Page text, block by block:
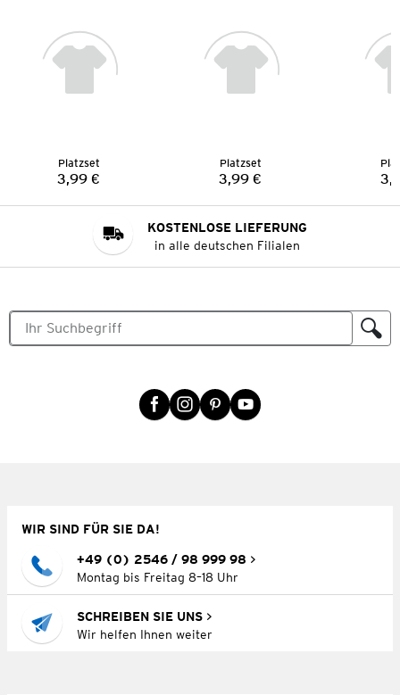
Platzset
Preis:
3,99 €
Platzset
Preis:
3,99 €
KOSTENLOSE LIEFERUNG
in alle deutschen Filialen
WIR SIND FÜR SIE DA!
+49 (0) 2546 / 98 999 98
Montag bis Freitag 8–18 Uhr
SCHREIBEN SIE UNS
Wir helfen Ihnen weiter